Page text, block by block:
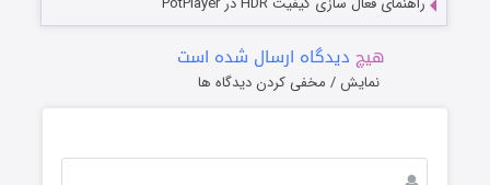
هیچ دیدگاه ارسال شده است
نمایش / مخفی کردن دیدگاه ها